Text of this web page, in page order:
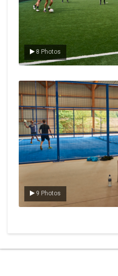
8 Photos
9 Photos
Le padel